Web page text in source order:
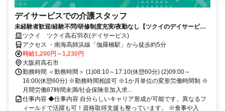
デイサービスでの介護スタッフ
未経験者歓迎/経験不問/研修制度充実/夜勤なし【ツクイのデイサービス/
介護スタッフ求人】
ツクイ ツクイ高石羽衣(デイサービス)
アクセス ・南海高師浜線「伽羅橋駅」から徒歩約5分
時給1,200円～1,230円
大阪府高石市
勤務時間 ＜勤務時間＞ (1)08:10～17:10(休憩60分) (2)09:00～
16:00(休憩60分) ※勤務時間相談可 ※1か月単位の変形労働時間制 ※
月間労働87時間未満/社会保険非加入求...
仕事内容 ◆仕事内容 自分らしいキャリア形成が可能です。異なるフ
ィールドで活躍も可！資格取得支援も整っています。 ※食事や入